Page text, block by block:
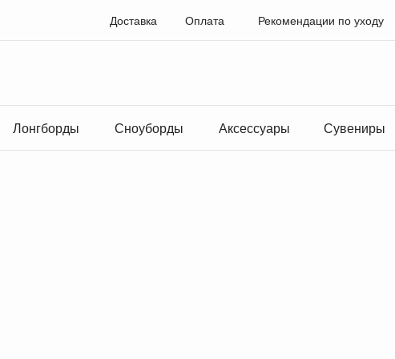
Оплата Рекомендации по уходу
Аксессуары
Сноуборды Сувениры
Лонгборды
Доставка